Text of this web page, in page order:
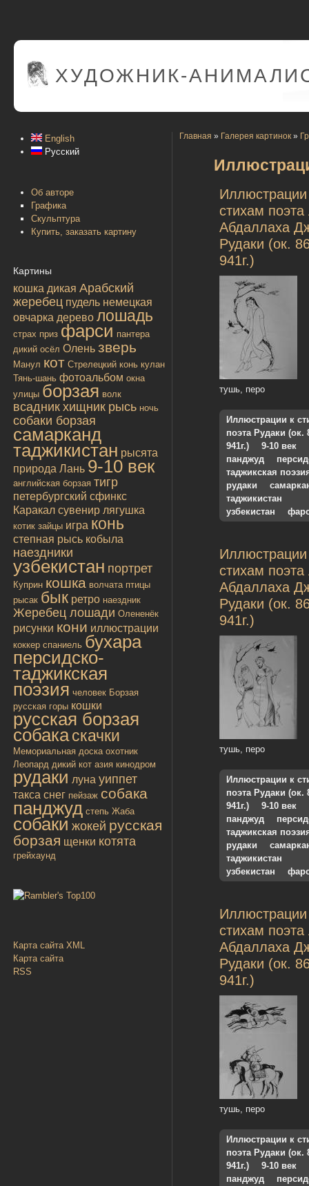
ХУДОЖНИК-
English
Русский
Об авторе
Графика
Скульптура
Купить, заказать картину
Картины
кошка дикая Арабский
жеребец пудель немецкая
овчарка дерево лошадь
страх приз фарси пантера
дикий осёл Олень зверь
Манул кот Стрелецкий конь кулан
Тянь-шань фотоальбом окна
улицы борзая волк
всадник хищник рысь ночь
собаки борзая
самарканд
таджикистан рысята
природа Лань 9-10 век
английская борзая тигр
петербургский сфинкс
Каракал сувенир лягушка
котик зайцы игра конь
степная рысь кобыла
наездники
узбекистан портрет
Куприн кошка волчата птицы
рысак бык ретро наездник
Жеребец лошади Олененёк
рисунки кони иллюстрации
коккер спаниель бухара
персидско-
таджикская
поэзия человек Борзая
русская горы кошки
русская борзая
собакаскачки
Мемориальная доска охотник
Леопард дикий кот азия кинодром
рудаки луна уиппет
такса снег пейзаж собака
панджуд степь Жаба
собаки жокей русская
борзая щенки котята
грейхаунд
Карта сайта XML
Карта сайта
RSS
Главная » Галерея картинок »
Иллюстрации
стихам поэта
Абдаллаха
Рудаки (ок.
941г.)
тушь, перо
Иллюстрации к
поэта Рудаки (ок.
941г.)
9-10 век
панджуд
таджикская
рудаки
таджикистан
узбекистан
Иллюстрации
стихам поэта
Абдаллаха
Рудаки (ок.
941г.)
тушь, перо
Иллюстрации к
поэта Рудаки (ок.
941г.)
9-10 век
панджуд
таджикская
рудаки
таджикистан
узбекистан
Иллюстрации
стихам поэта
Абдаллаха
Рудаки (ок.
941г.)
тушь, перо
Иллюстрации к
поэта Рудаки (ок.
941г.)
9-10 век
панджуд